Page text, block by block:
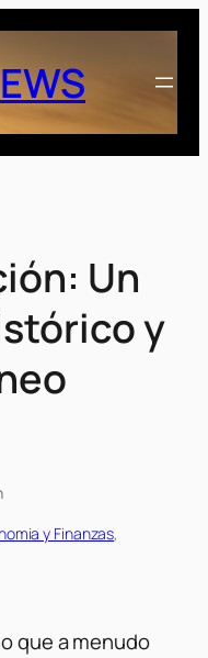
Un
y
y Finanzas
que a menudo